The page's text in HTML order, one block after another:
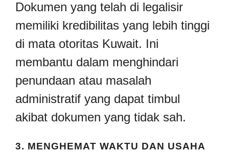
Dokumen yang telah di legalisir
memiliki kredibilitas yang lebih tinggi
di mata otoritas Kuwait. Ini
membantu dalam menghindari
penundaan atau masalah
administratif yang dapat timbul
akibat dokumen yang tidak sah.
3. MENGHEMAT WAKTU DAN USAHA